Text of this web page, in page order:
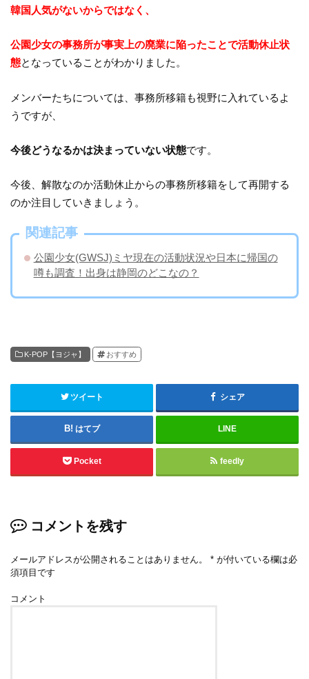
韓国人気がないからではなく、
公園少女の事務所が事実上の廃業に陥ったことで活動休止状
態となっていることがわかりました。
メンバーたちについては、事務所移籍も視野に入れているよ
うですが、
今後どうなるかは決まっていない状態です。
今後、解散なのか活動休止からの事務所移籍をして再開する
のか注目していきましょう。
関連記事
公園少女(GWSJ)ミヤ現在の活動状況や日本に帰国の
噂も調査！出身は静岡のどこなの？
K-POP【ヨジャ】 おすすめ
ツイート シェア
はてブ LINE
Pocket feedly
コメントを残す
メールアドレスが公開されることはありません。 * が付いている欄は必
須項目です
コメント